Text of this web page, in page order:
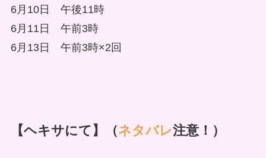
6月10日 午後11時
6月11日 午前3時
6月13日 午前3時×2回
【ヘキサにて】（ネタバレ注意！）